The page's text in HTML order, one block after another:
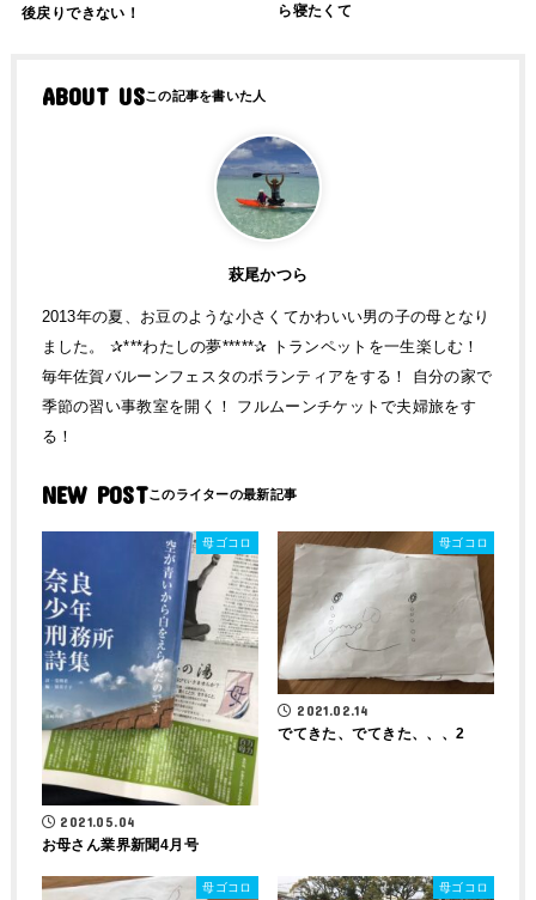
後戻りできない！
ら寝たくて
ABOUT US
萩尾かつら
2013年の夏、お豆のような小さくてかわいい男の子の母となり
ました。 ✰***わたしの夢*****✰ トランペットを一生楽しむ！
毎年佐賀バルーンフェスタのボランティアをする！ 自分の家で
季節の習い事教室を開く！ フルムーンチケットで夫婦旅をす
る！
NEW POST
母ゴコロ
2021.05.04
お母さん業界新聞4月号
母ゴコロ
2021.02.14
でてきた、でてきた、、、2
母ゴコロ 母ゴコロ